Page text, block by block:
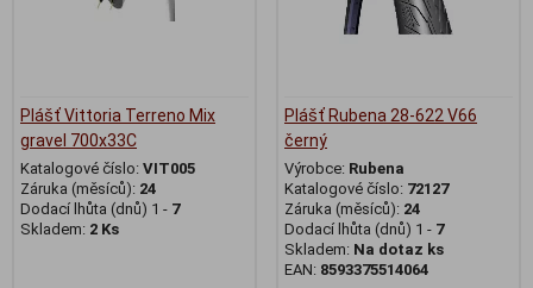
Plášť Vittoria Terreno Mix
gravel 700x33C
Katalogové číslo: VIT005
Záruka (měsíců): 24
Dodací lhůta (dnů) 1 - 7
Skladem: 2 Ks
Plášť Rubena 28-622 V66
černý
Výrobce: Rubena
Katalogové číslo: 72127
Záruka (měsíců): 24
Dodací lhůta (dnů) 1 - 7
Skladem: Na dotaz ks
EAN: 8593375514064